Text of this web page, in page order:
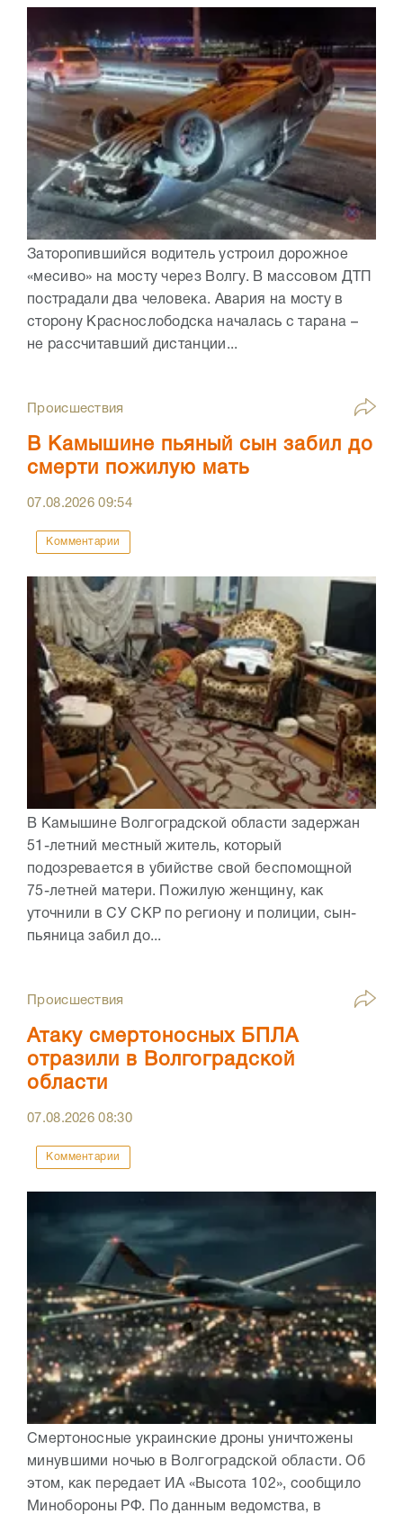
Заторопившийся водитель устроил дорожное
«месиво» на мосту через Волгу. В массовом ДТП
пострадали два человека. Авария на мосту в
сторону Краснослободска началась с тарана –
не рассчитавший дистанции...
Происшествия
В Камышине пьяный сын забил до
смерти пожилую мать
07.08.202609:54
Комментарии
В Камышине Волгоградской области задержан
51-летний местный житель, который
подозревается в убийстве свой беспомощной
75-летней матери. Пожилую женщину, как
уточнили в СУ СКР по региону и полиции, сын-
пьяница забил до...
Происшествия
Атаку смертоносных БПЛА
отразили в Волгоградской
области
07.08.202608:30
Комментарии
Смертоносные украинские дроны уничтожены
минувшими ночью в Волгоградской области. Об
этом, как передает ИА «Высота 102», сообщило
Минобороны РФ. По данным ведомства, в